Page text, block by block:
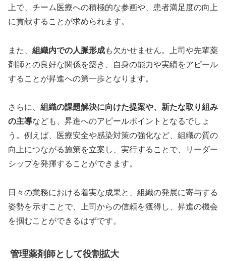
上で、チーム医療への積極的な参画や、患者満足度の向上
に貢献することが求められます。
また、 組織内での人脈形成も欠かせません。上司や先輩薬
剤師との良好な関係を築き、自身の能力や実績をアピール
することが昇進への第一歩となります。
さらに、 組織の課題解決に向けた提案や、新たな取り組み
の主導なども、昇進へのアピールポイントとなるでしょ
う。例えば、医療安全や感染対策の強化など、組織の質の
向上につながる施策を立案し、実行することで、リーダー
シップを発揮することができます。
日々の業務における着実な成果と、組織の発展に寄与する
姿勢を示すことで、上司からの信頼を獲得し、昇進の機会
を掴むことができるはずです。
管理薬剤師として役割拡大